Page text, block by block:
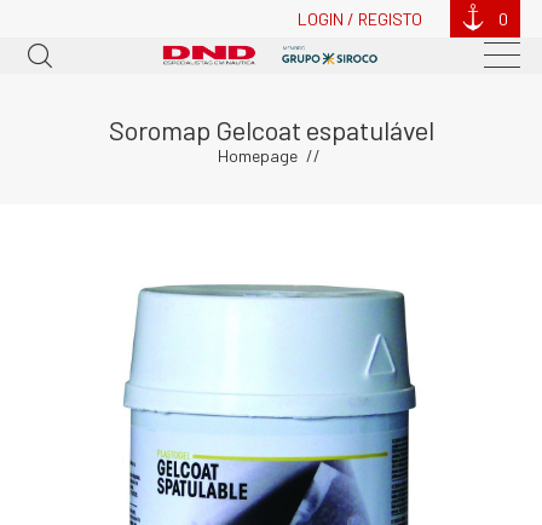
LOGIN / REGISTO 0
Soromap Gelcoat espatulável
Homepage